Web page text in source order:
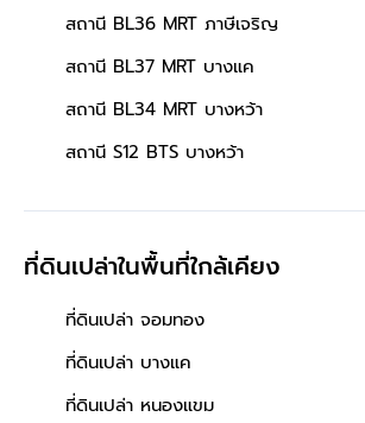
สถานี BL36 MRT ภาษีเจริญ
สถานี BL37 MRT บางแค
สถานี BL34 MRT บางหว้า
สถานี S12 BTS บางหว้า
ที่ดินเปล่าในพื้นที่ใกล้เคียง
ที่ดินเปล่า จอมทอง
ที่ดินเปล่า บางแค
ที่ดินเปล่า หนองแขม